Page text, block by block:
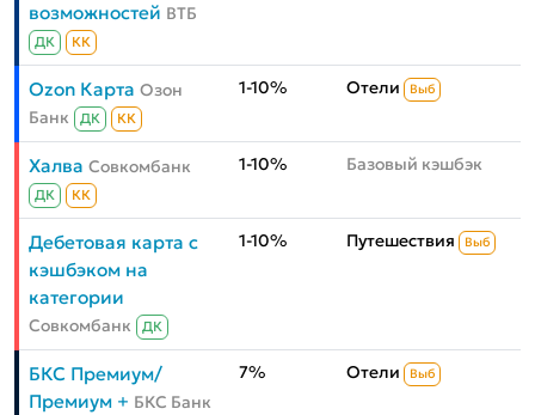
возможностей ВТБ
ДК КК
Ozon Карта Озон
Банк
ДК КК
1-10% Отели Выб
Халва Совкомбанк
ДК КК
1-10% Базовый кэшбэк
Дебетовая карта с
кэшбэком на
категории
Совкомбанк ДК
1-10% Путешествия Выб
БКС Премиум/
Премиум + БКС Банк
7% Отели Выб